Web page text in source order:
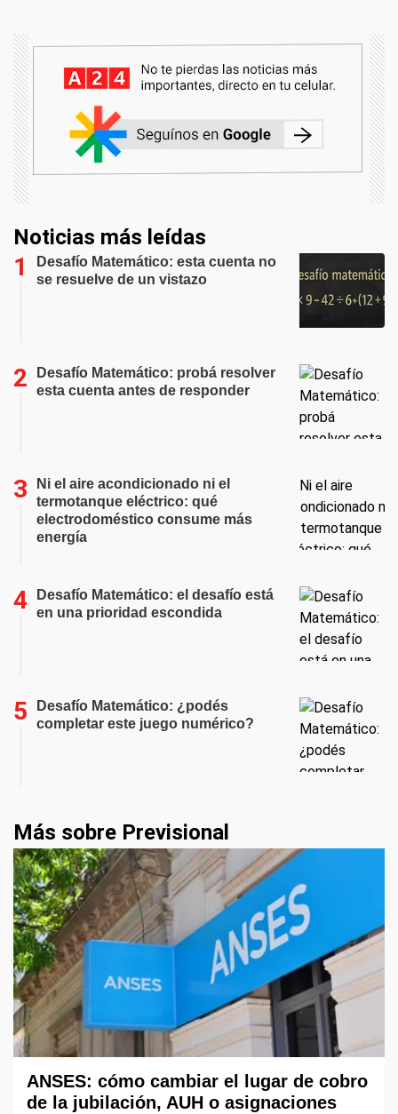
Noticias más leídas
Desafío Matemático: esta cuenta no
se resuelve de un vistazo
Desafío Matemático: probá resolver
esta cuenta antes de responder
Ni el aire acondicionado ni el
termotanque eléctrico: qué
electrodoméstico consume más
energía
Desafío Matemático: el desafío está
en una prioridad escondida
Desafío Matemático: ¿podés
completar este juego numérico?
Más sobre Previsional
ANSES: cómo cambiar el lugar de cobro
de la jubilación, AUH o asignaciones